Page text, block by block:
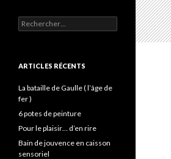
Rechercher :
ARTICLES RÉCENTS
La bataille de Gaulle ( l’âge de
fer )
6 potes de peinture
Pour le plaisir… d’en rire
Bain de jouvence en caisson
sensoriel